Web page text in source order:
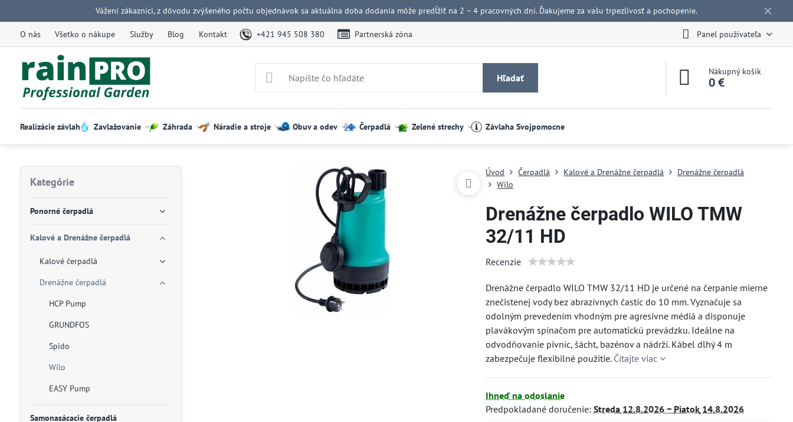
✕
Vážení zákazníci, z dôvodu zvýšeného počtu objednávok sa aktuálna doba dodania môže predĺžiť na 2 – 4 pracovných dní. Ďakujeme za vašu trpezlivosť a pochopenie.
O nás Všetko o nákupe Služby Blog Kontakt +421 945 508 380 Partnerská zóna Panel používateľa
Hľadať
Nákupný košík
0 €
Realizácie závlah Zavlažovanie Záhrada Náradie a stroje Obuv a odev Čerpadlá Zelené strechy Závlaha Svojpomocne
Úvod Čerpadlá Kalové a Drenážne čerpadlá
Drenážne čerpadlá
Wilo
Drenážne čerpadlo WILO TMW
32/11 HD
Recenzie
Drenážne čerpadlo WILO TMW 32/11 HD je určené na čerpanie mierne
znečistenej vody bez abrazívnych častíc do 10 mm. Vyznačuje sa
odolným prevedením vhodným pre agresívne médiá a disponuje
plavákovým spínačom pre automatickú prevádzku. Ideálne na
odvodňovanie pivníc, šácht, bazénov a nádrží. Kábel dlhý 4 m
zabezpečuje flexibilné použitie. Čítajte viac
Ihneď na odoslanie
Predpokladané doručenie:Streda 12.8.2026 − Piatok 14.8.2026
Kategórie
Ponorné čerpadlá
Kalové a Drenážne čerpadlá
Kalové čerpadlá
Drenážne čerpadlá
HCP Pump
GRUNDFOS
Spido
Wilo
EASY Pump
Samonasácacie čerpadlá